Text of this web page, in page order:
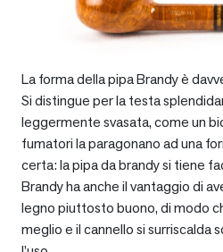
La forma della pipa Brandy è
Si distingue per la testa
leggermente svasata, come un
fumatori la paragonano ad una
certa: la pipa da brandy si tiene
Brandy ha anche il vantaggio di
legno piuttosto buono, di modo
meglio e il cannello si surriscalda